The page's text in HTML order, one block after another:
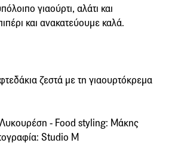
γιαούρτι, αλάτι και
και ανακατεύουμε καλά.
ζεστά με τη γιαουρτόκρεμα
- Food styling: Μάκης
Studio M